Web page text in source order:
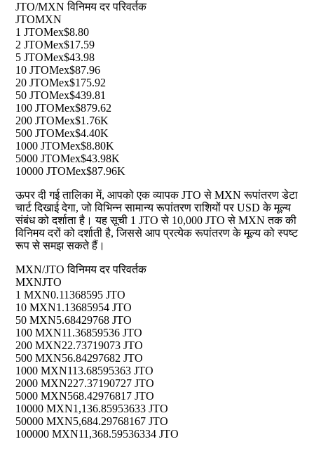
JTO/MXN विनिमय दर परिवर्तक
JTOMXN
1 JTOMex$8.80
2 JTOMex$17.59
5 JTOMex$43.98
10 JTOMex$87.96
20 JTOMex$175.92
50 JTOMex$439.81
100 JTOMex$879.62
200 JTOMex$1.76K
500 JTOMex$4.40K
1000 JTOMex$8.80K
5000 JTOMex$43.98K
10000 JTOMex$87.96K
ऊपर दी गई तालिका में, आपको एक व्यापक JTO से MXN रूपांतरण डेटा
चार्ट दिखाई देगा, जो विभिन्न सामान्य रूपांतरण राशियों पर USD के मूल्य
संबंध को दर्शाता है। यह सूची 1 JTO से 10,000 JTO से MXN तक की
विनिमय दरों को दर्शाती है, जिससे आप प्रत्येक रूपांतरण के मूल्य को स्पष्ट
रूप से समझ सकते हैं।
MXN/JTO विनिमय दर परिवर्तक
MXNJTO
1 MXN0.11368595 JTO
10 MXN1.13685954 JTO
50 MXN5.68429768 JTO
100 MXN11.36859536 JTO
200 MXN22.73719073 JTO
500 MXN56.84297682 JTO
1000 MXN113.68595363 JTO
2000 MXN227.37190727 JTO
5000 MXN568.42976817 JTO
10000 MXN1,136.85953633 JTO
50000 MXN5,684.29768167 JTO
100000 MXN11,368.59536334 JTO